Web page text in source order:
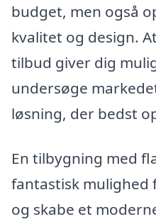
budget, men også
kvalitet og design.
tilbud giver dig
undersøge
løsning, der bedst
En tilbygning med
fantastisk mulighed
og skabe et